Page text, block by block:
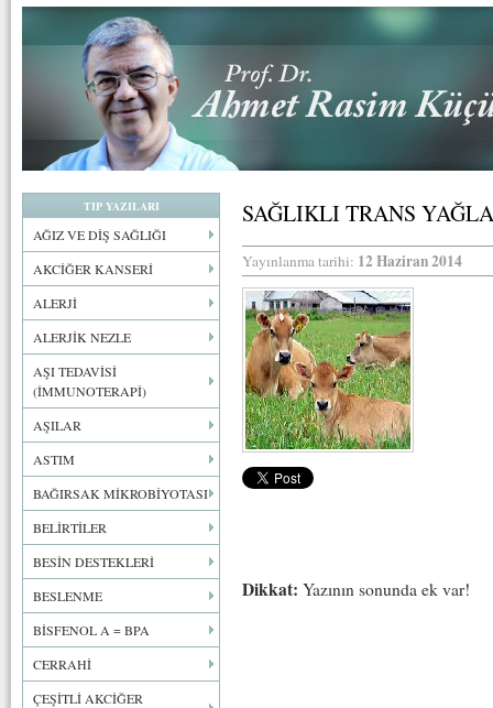
TIP YAZILARI
AĞIZ VE DİŞ SAĞLIĞI
AKCİĞER KANSERİ
ALERJİ
ALERJİK NEZLE
AŞI TEDAVİSİ
(İMMUNOTERAPİ)
AŞILAR
ASTIM
BAĞIRSAK MİKROBİYOTASI
BELİRTİLER
BESİN DESTEKLERİ
BESLENME
BİSFENOL A = BPA
CERRAHİ
ÇEŞİTLİ AKCİĞER
SAĞLIKLI TRANS
Yayınlanma tarihi: 12 Haziran 2014
Dikkat: Yazının sonunda ek var!